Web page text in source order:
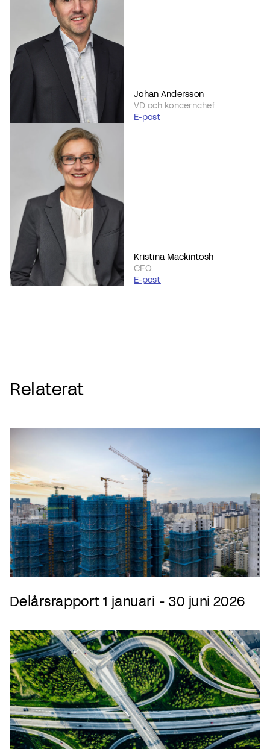
Johan Andersson
VD och koncernchef
E-post
Kristina Mackintosh
CFO
E-post
Relaterat
Delårsrapport 1 januari - 30 juni 2026